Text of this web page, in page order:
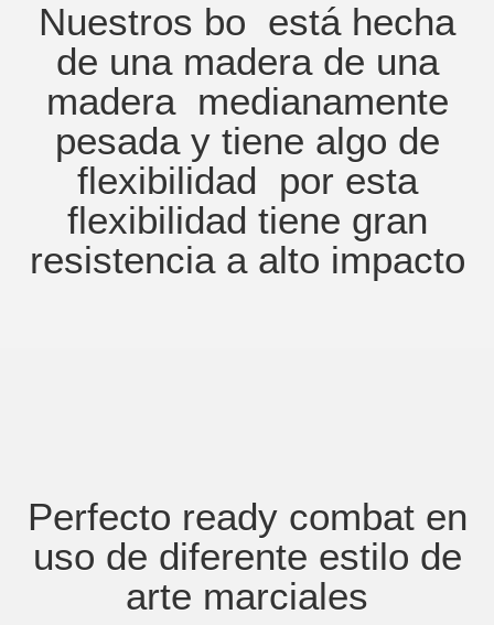
Nuestros bo está hecha
de una madera de una
madera medianamente
pesada y tiene algo de
flexibilidad por esta
flexibilidad tiene gran
resistencia a alto impacto
Perfecto ready combat en
uso de diferente estilo de
arte marciales